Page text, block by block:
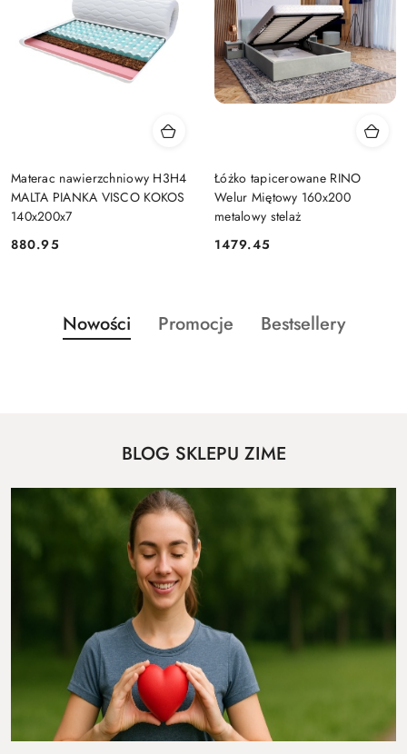
Materac nawierzchniowy H3H4
MALTA PIANKA VISCO KOKOS
140x200x7
Cena:
880.95
Łóżko tapicerowane RINO
Welur Miętowy 160x200
metalowy stelaż
Cena:
1479.45
Pomiń karuzelę produktów
Produkty
o
Nowości
Produkty
Promocje
Produkty
Bestsellery
BLOG SKLEPU ZIME